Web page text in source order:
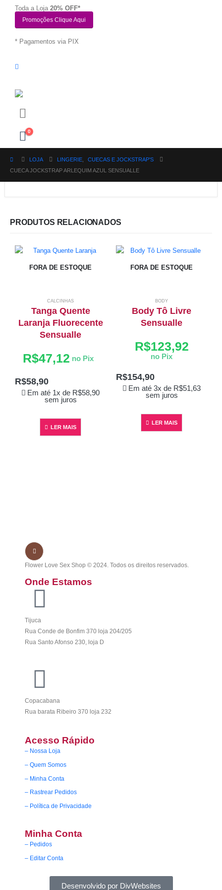
Toda a Loja 20% OFF*
Promoções Clique Aqui
* Pagamentos via PIX
0
LOJA LINGERIE
CUECAS E JOCKSTRAP'S
CUECA JOCKSTRAP ARLEQUIM AZUL SENSUALLE
PRODUTOS RELACIONADOS
FORA DE ESTOQUE
CALCINHAS
Tanga Quente
Laranja Fluorecente
Sensualle
R$58,90
Em até 1x de R$58,90
sem juros
R$47,12 no Pix
LER MAIS
FORA DE ESTOQUE
BODY
Body Tô Livre
Sensualle
R$154,90
Em até 3x de R$51,63
sem juros
R$123,92
no Pix
LER MAIS
Flower Love Sex Shop © 2024. Todos os direitos reservados.
Onde Estamos
Tijuca
Rua Conde de Bonfim 370 loja 204/205
Rua Santo Afonso 230, loja D
Copacabana
Rua barata Ribeiro 370 loja 232
Acesso Rápido
– Nossa Loja
– Quem Somos
– Minha Conta
– Rastrear Pedidos
– Política de Privacidade
Minha Conta
– Pedidos
– Editar Conta
Desenvolvido por DivWebsites